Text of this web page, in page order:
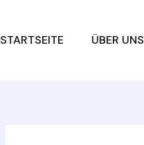
STARTSEITE ÜBER UNS